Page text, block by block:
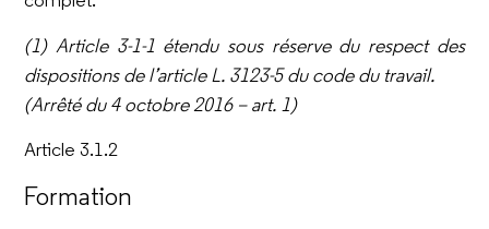
(1) Article 3-1-1 étendu sous réserve du respect des
dispositions de l’article L. 3123-5 du code du travail.
(Arrêté du 4 octobre 2016 – art. 1)
Article 3.1.2
Formation